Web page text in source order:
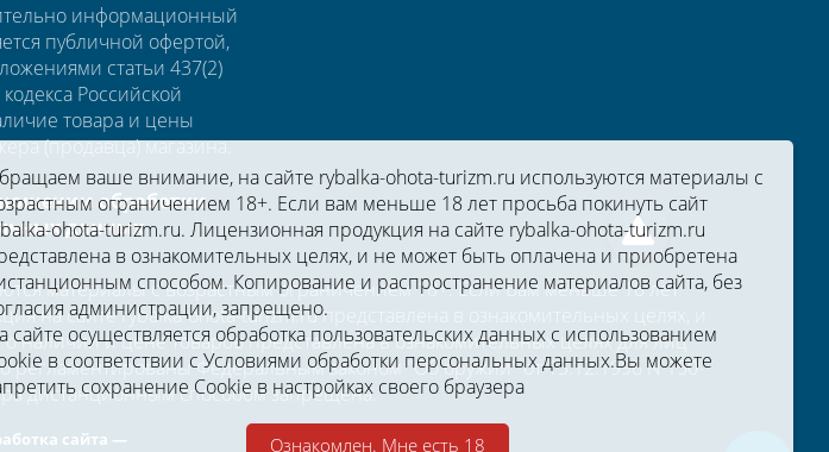
информационный
публичной офертой,
статьи 437(2)
Российской
товара и цены
(продавца) магазина.
обработки
данных
материалы с возрастным ограничением 18+. Если Вам меньше 18 лет
на сайте rybalka-ohota-turizm.ru представлена в ознакомительных целях, и
и цене товаров представлена в ознакомительных целях для лиц
регламентированы Федеральным законом "Об оружии" от 13.12.1996 N 150-
дистанционным способом запрещена.
сайта —
ваше внимание, на сайте rybalka-ohota-turizm.ru используются материалы с
ограничением 18+. Если вам меньше 18 лет просьба покинуть сайт
ohota-turizm.ru. Лицензионная продукция на сайте rybalka-ohota-turizm.ru
в ознакомительных целях, и не может быть оплачена и приобретена
способом. Копирование и распространение материалов сайта, без
администрации, запрещено.
сайте осуществляется обработка пользовательских данных с использованием
в соответствии c Условиями обработки персональных данных.Вы можете
сохранение Cookie в настройках своего браузера
Ознакомлен. Мне есть 18